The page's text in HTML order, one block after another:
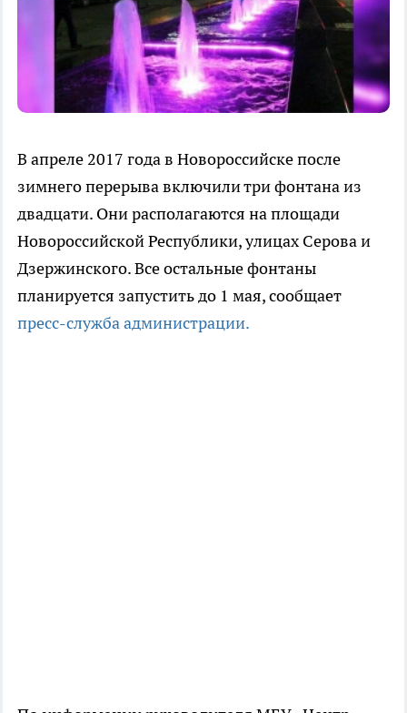
В апреле 2017 года в Новороссийске после
зимнего перерыва включили три фонтана из
двадцати. Они располагаются на площади
Новороссийской Республики, улицах Серова и
Дзержинского. Все остальные фонтаны
планируется запустить до 1 мая, сообщает
пресс-служба администрации.